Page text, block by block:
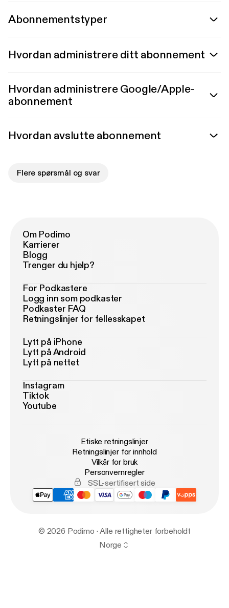
Abonnementstyper
Hvordan administrere ditt abonnement
Hvordan administrere Google/Apple-
abonnement
Hvordan avslutte abonnement
Flere spørsmål og svar
Om Podimo
Karrierer
Blogg
Trenger du hjelp?
For Podkastere
Logg inn som podkaster
Podkaster FAQ
Retningslinjer for fellesskapet
Lytt på iPhone
Lytt på Android
Lytt på nettet
Instagram
Tiktok
Youtube
Etiske retningslinjer
Retningslinjer for innhold
Vilkår for bruk
Personvernregler
SSL-sertifisert side
© 2026 Podimo · Alle rettigheter forbeholdt
Norge